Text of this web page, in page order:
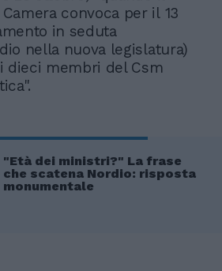
convoca per il 13
in seduta
nella nuova legislatura)
dieci membri del Csm
"Età dei ministri?" La frase
che scatena Nordio: risposta
monumentale